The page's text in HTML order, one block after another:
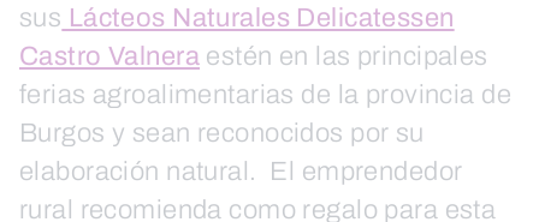
sus Lácteos Naturales Delicatessen
Castro Valnera estén en las principales
ferias agroalimentarias de la provincia de
Burgos y sean reconocidos por su
elaboración natural. El emprendedor
rural recomienda como regalo para esta